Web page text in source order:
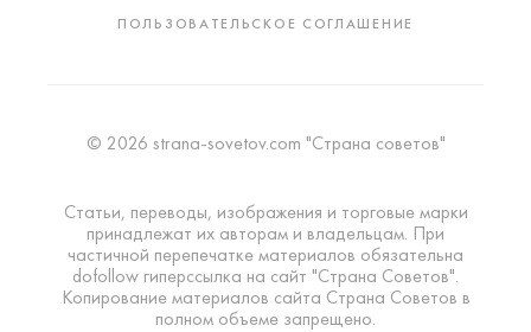
ПОЛЬЗОВАТЕЛЬСКОЕ СОГЛАШЕНИЕ
© 2026 strana-sovetov.com "Страна советов"
Статьи, переводы, изображения и торговые марки
принадлежат их авторам и владельцам. При
частичной перепечатке материалов обязательна
dofollow гиперссылка на сайт "Страна Советов".
Копирование материалов сайта Страна Советов в
полном объеме запрещено.